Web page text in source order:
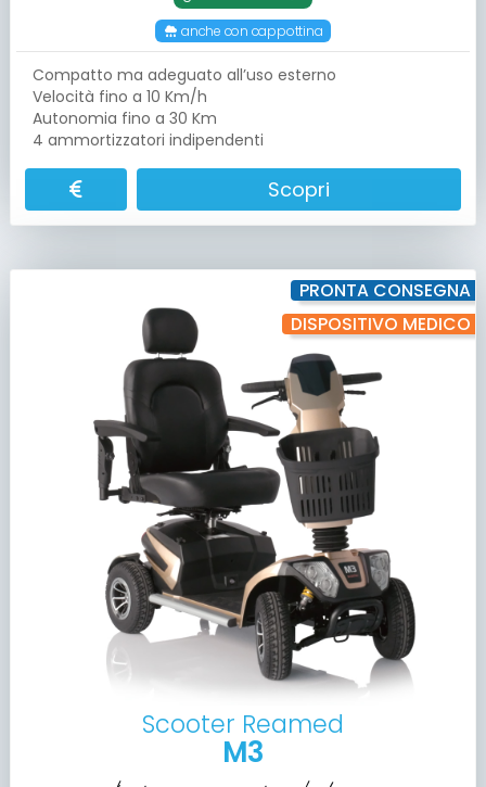
anche con cappottina
Compatto ma adeguato all’uso esterno
Velocità fino a 10 Km/h
Autonomia fino a 30 Km
4 ammortizzatori indipendenti
Scopri
PRONTA CONSEGNA
DISPOSITIVO MEDICO
Scooter Reamed
M3